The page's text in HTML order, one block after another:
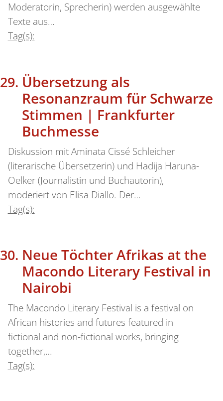
Moderatorin, Sprecherin) werden ausgewählte
Texte aus…
Tag(s):
Übersetzung als
Resonanzraum für Schwarze
Stimmen | Frankfurter
Buchmesse
Diskussion mit Aminata Cissé Schleicher
(literarische Übersetzerin) und Hadija Haruna-
Oelker (Journalistin und Buchautorin),
moderiert von Elisa Diallo. Der…
Tag(s):
Neue Töchter Afrikas at the
Macondo Literary Festival in
Nairobi
The Macondo Literary Festival is a festival on
African histories and futures featured in
fictional and non-fictional works, bringing
together,…
Tag(s):